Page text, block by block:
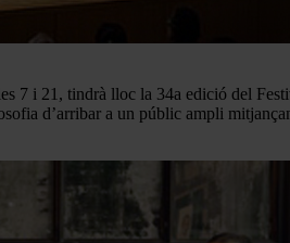
7 i 21, tindrà lloc la 34a edició del
d’arribar a un públic ampli